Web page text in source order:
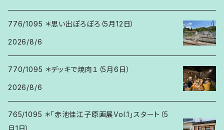
776/1095 ＊思い出ぽろぽろ（5月12日）
2026/8/6
770/1095 ＊デッキで焼肉１（5月6日）
2026/8/6
765/1095 ＊「赤池佳江子原画展Vol.1」スタート（5